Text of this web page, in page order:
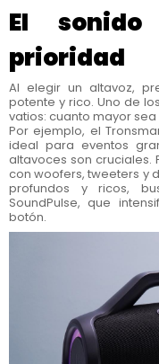
El
prioridad
Al elegir un altavoz,
potente y rico. Uno de
vatios: cuanto mayor
Por ejemplo, el
ideal para eventos
altavoces son cruciales.
con woofers, tweeters y
profundos y ricos,
SoundPulse, que
botón.